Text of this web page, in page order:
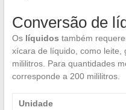
Conversão de
Os líquidos também
xícara de líquido, como leite,
mililitros. Para quantidades
corresponde a 200 mililitros.
Unidade